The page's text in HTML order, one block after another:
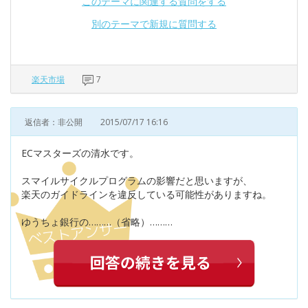
別のテーマで新規に質問する
楽天市場 7
返信者：非公開 2015/07/17 16:16
ECマスターズの清水です。
スマイルサイクルプログラムの影響だと思いますが、
楽天のガイドラインを違反している可能性がありますね。
ゆうちょ銀行の………（省略）………